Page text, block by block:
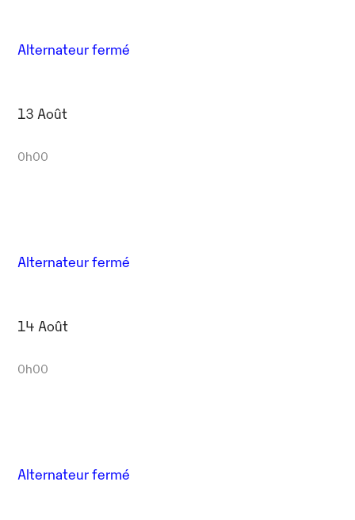
Alternateur fermé
13 Août
0h00
Alternateur fermé
14 Août
0h00
Alternateur fermé